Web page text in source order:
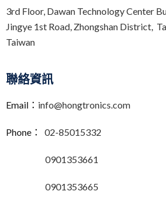
3rd Floor, Dawan Technology Center
Jingye 1st Road, Zhongshan District,
Taiwan
聯絡資訊
Email： info@hongtronics.com
Phone： 02-85015332
0901353661
0901353665